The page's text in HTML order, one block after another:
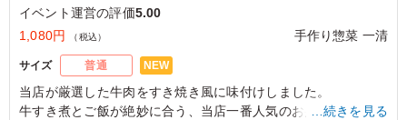
イベント運営の評価5.00
1,080円
（税込） 手作り惣菜 一清
サイズ 普通 NEW
当店が厳選した牛肉をすき焼き風に味付けしました。
牛すき煮とご飯が絶妙に合う、当店一番人気のお弁当をお楽し
…続きを見る